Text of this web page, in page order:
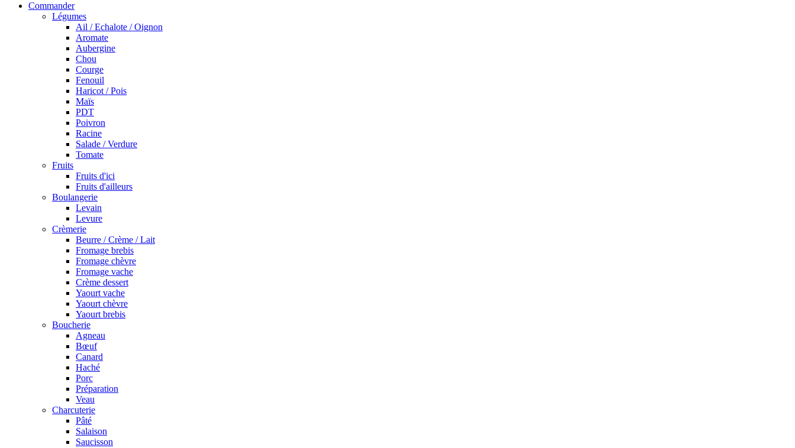
Commander
Légumes
Ail / Echalote / Oignon
Aromate
Aubergine
Chou
Courge
Fenouil
Haricot / Pois
Maïs
PDT
Poivron
Racine
Salade / Verdure
Tomate
Fruits
Fruits d'ici
Fruits d'ailleurs
Boulangerie
Levain
Levure
Crèmerie
Beurre / Crème / Lait
Fromage brebis
Fromage chèvre
Fromage vache
Crème dessert
Yaourt vache
Yaourt chèvre
Yaourt brebis
Boucherie
Agneau
Bœuf
Canard
Haché
Porc
Préparation
Veau
Charcuterie
Pâté
Salaison
Saucisson